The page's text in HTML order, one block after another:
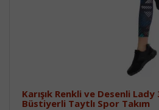
Karışık Renkli ve Desenli Lady
Büstiyerli Taytlı Spor Takım